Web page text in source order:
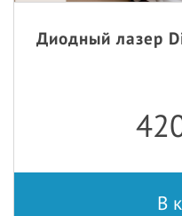
Диодный лазер
В